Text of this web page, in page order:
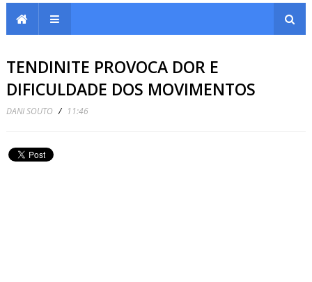
TENDINITE PROVOCA DOR E
DIFICULDADE DOS MOVIMENTOS
DANI SOUTO / 11:46